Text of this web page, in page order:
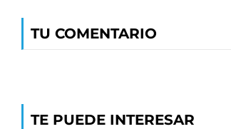
TU COMENTARIO
TE PUEDE INTERESAR